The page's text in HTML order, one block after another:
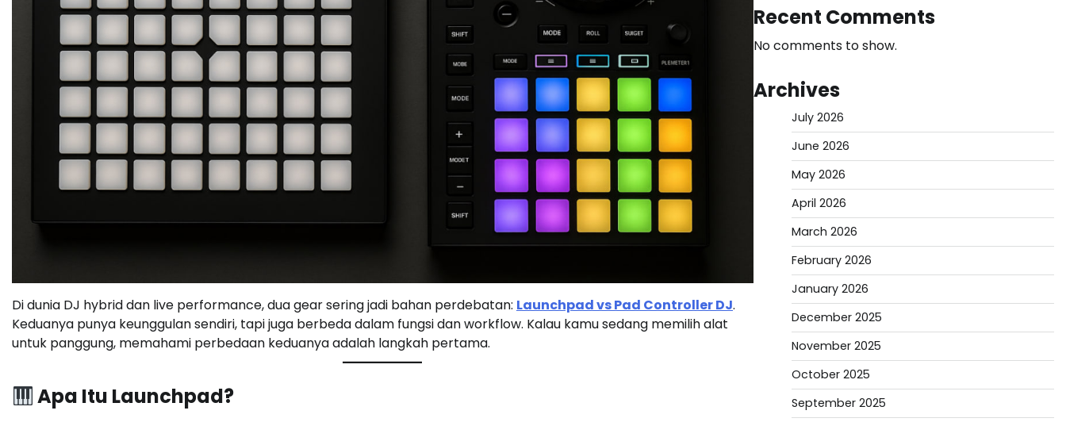
Di dunia DJ hybrid dan live performance, dua gear sering jadi bahan perdebatan: Launchpad vs Pad Controller DJ.
Keduanya punya keunggulan sendiri, tapi juga berbeda dalam fungsi dan workflow. Kalau kamu sedang memilih alat
untuk panggung, memahami perbedaan keduanya adalah langkah pertama.
Apa Itu Launchpad?
Recent Comments
No comments to show.
Archives
July 2026
June 2026
May 2026
April 2026
March 2026
February 2026
January 2026
December 2025
November 2025
October 2025
September 2025